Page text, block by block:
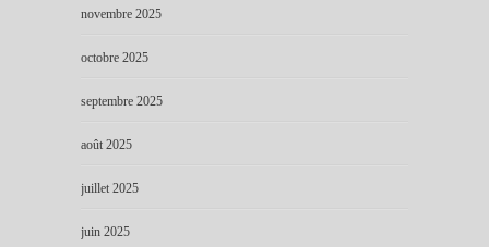
novembre 2025
octobre 2025
septembre 2025
août 2025
juillet 2025
juin 2025